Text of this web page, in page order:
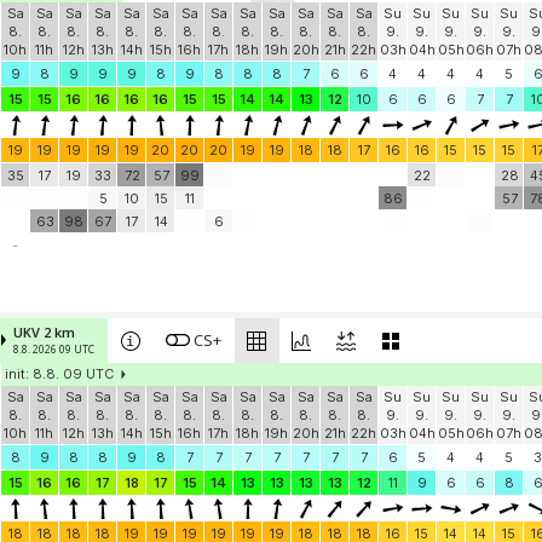
Sa
8.
10h
Sa
8.
11h
Sa
8.
12h
Sa
8.
13h
Sa
8.
14h
Sa
8.
15h
Sa
8.
16h
Sa
8.
17h
Sa
8.
18h
Sa
8.
19h
Sa
8.
20h
Sa
8.
21h
Sa
8.
22h
Su
9.
03h
Su
9.
04h
Su
9.
05h
Su
9.
06h
Su
9.
07h
9
8 9 9 9 8 9 8 8 8 7 6 6 4 4 4 4 5
6
15
15 16 16 16 16 15 15 14 14 13 12 10 6 6 6 7 7
19 19 19 19 19 20 20 20 19 19 18 18 17 16 16 15 15 15
35
17
63
19
98
33
5
67
72
10
17
57
15
14
99
11
6
86
22
28
57
-
UKV 2 km
8.8. 2026 09 UTC CS+
init: 8.8. 09 UTC
Sa
8.
10h
Sa
8.
11h
Sa
8.
12h
Sa
8.
13h
Sa
8.
14h
Sa
8.
15h
Sa
8.
16h
Sa
8.
17h
Sa
8.
18h
Sa
8.
19h
Sa
8.
20h
Sa
8.
21h
Sa
8.
22h
Su
9.
03h
Su
9.
04h
Su
9.
05h
Su
9.
06h
Su
9.
07h
8
9 8 8 9 8 7 7 7 7 7 7 7 6 5 4 4 5
3
15
16 16 17 18 17 15 14 13 13 13 13 12 11 9 6 6 8 6
18 18 18 18 19 19 19 19 19 19 18 18 18 16 15 14 14 15